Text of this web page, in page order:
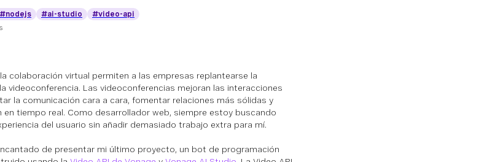
#nodejs #ai-studio
#video-api
colaboración virtual permiten a las empresas replantearse la
videoconferencia. Las videoconferencias mejoran las interacciones
la comunicación cara a cara, fomentar relaciones más sólidas y
en tiempo real. Como desarrollador web, siempre estoy buscando
del usuario sin añadir demasiado trabajo extra para mí.
de presentar mi último proyecto, un bot de programación